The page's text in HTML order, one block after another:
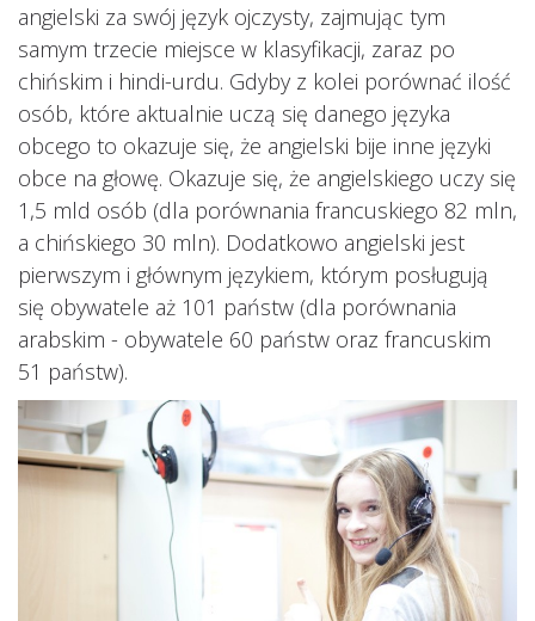
angielski za swój język ojczysty, zajmując tym
samym trzecie miejsce w klasyfikacji, zaraz po
chińskim i hindi-urdu. Gdyby z kolei porównać ilość
osób, które aktualnie uczą się danego języka
obcego to okazuje się, że angielski bije inne języki
obce na głowę. Okazuje się, że angielskiego uczy się
1,5 mld osób (dla porównania francuskiego 82 mln,
a chińskiego 30 mln). Dodatkowo angielski jest
pierwszym i głównym językiem, którym posługują
się obywatele aż 101 państw (dla porównania
arabskim - obywatele 60 państw oraz francuskim
51 państw).